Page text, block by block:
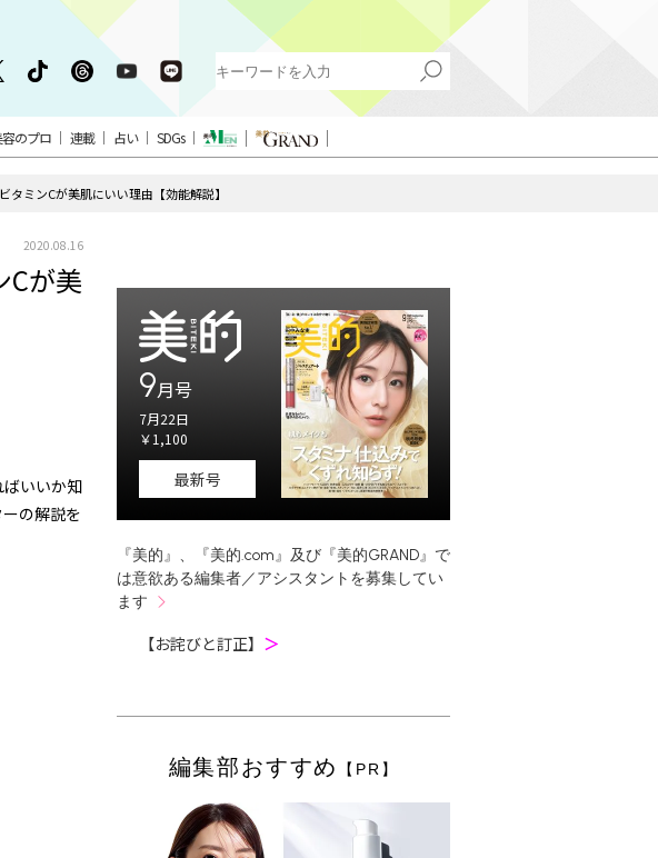
のプロ 連載 占い SDGs
ミンCが美肌にいい理由【効能解説】
2020.08.16
Cが美
ばいいか知
の解説を
9月号
7月22日
￥1,100
最新号
『美的』、『美的.com』及び『美的GRAND』で
は意欲ある編集者／アシスタントを募集してい
ます
【お詫びと訂正】 ＞
編集部おすすめ 【PR】